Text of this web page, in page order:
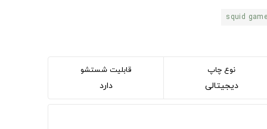
squid game
نوع چاپ
دیجیتالی
قابلیت شستشو
دارد